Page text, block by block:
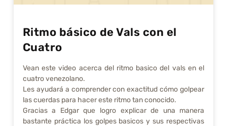
Ritmo básico de Vals con el
Cuatro
Vean este video acerca del ritmo basico del vals en el
cuatro venezolano.
Les ayudará a comprender con exactitud cómo golpear
las cuerdas para hacer este ritmo tan conocido.
Gracias a Edgar que logro explicar de una manera
bastante práctica los golpes basicos y sus respectivas